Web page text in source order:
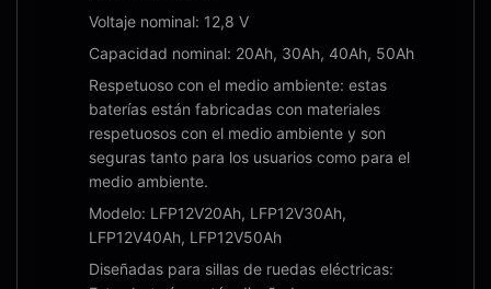
Voltaje nominal: 12,8 V
Capacidad nominal: 20Ah, 30Ah, 40Ah, 50Ah
Respetuoso con el medio ambiente: estas
baterías están fabricadas con materiales
respetuosos con el medio ambiente y son
seguras tanto para los usuarios como para el
medio ambiente.
Modelo: LFP12V20Ah, LFP12V30Ah,
LFP12V40Ah, LFP12V50Ah
Diseñadas para sillas de ruedas eléctricas: